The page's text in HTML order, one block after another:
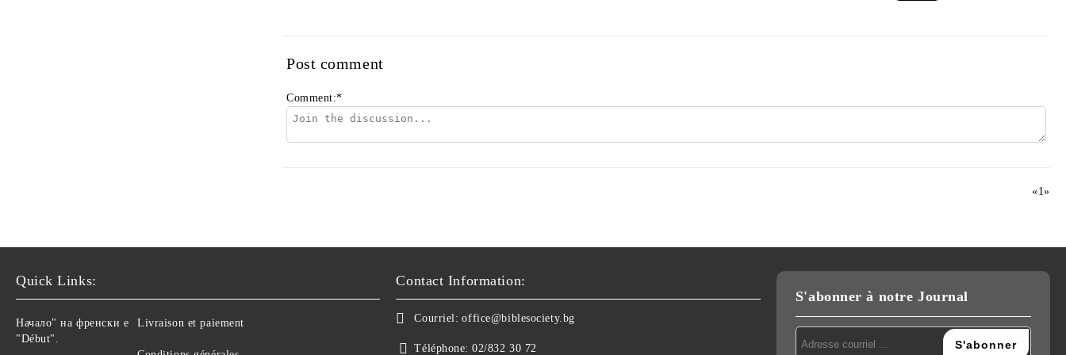
Post comment
Comment:*
«1»
Quick Links:
Начало" на френски е
"Début".
Livraison et paiement
Contact Information:
Courriel: office@biblesociety.bg
Téléphone: 02/832 30 72
S'abonner à notre Journal